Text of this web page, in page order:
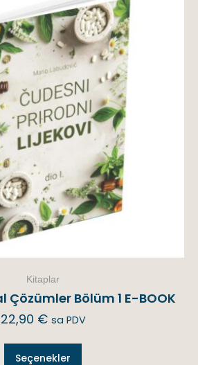
Kitaplar
Çözümler Bölüm 1 E-BOOK
22,90 € sa PDV
Seçenekler